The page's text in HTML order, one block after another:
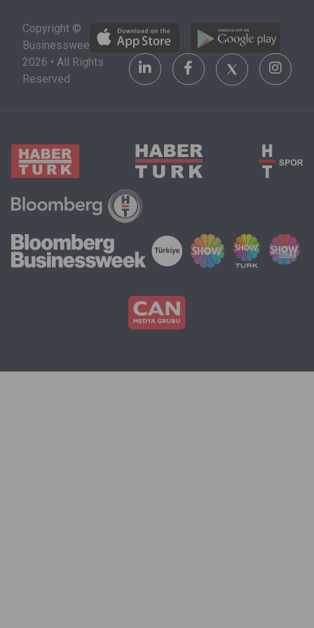
üniversiteyi
ve maddi
olanakları da
göz önünde
yatırım alanı
olarak
görülüyor.
Copyright ©
Businessweek
2026 • All Rights
Reserved